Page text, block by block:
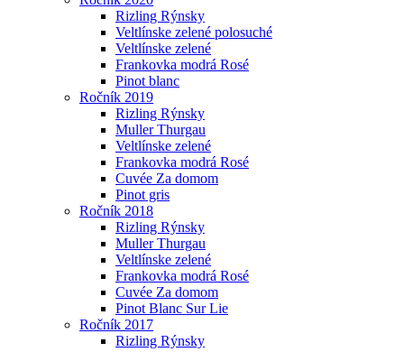
Rizling Rýnsky
Veltlínske zelené polosuché
Veltlínske zelené
Frankovka modrá Rosé
Pinot blanc
Ročník 2019
Rizling Rýnsky
Muller Thurgau
Veltlínske zelené
Frankovka modrá Rosé
Cuvée Za domom
Pinot gris
Ročník 2018
Rizling Rýnsky
Muller Thurgau
Veltlínske zelené
Frankovka modrá Rosé
Cuvée Za domom
Pinot Blanc Sur Lie
Ročník 2017
Rizling Rýnsky